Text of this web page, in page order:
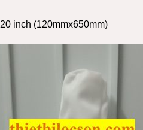
20 inch (120mmx650mm)